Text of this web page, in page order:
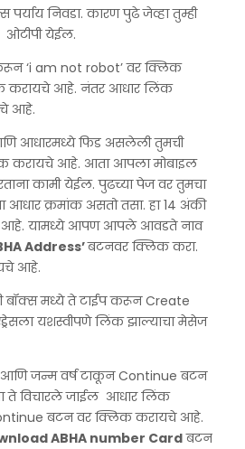
निवडा. कारण पुढे जेव्हा तुम्ही
ओटीपी येईल.
‘i am not robot’ वर क्लिक
करायचे आहे. नंतर आधार लिंक
आहे.
आधारमध्ये फिड असलेली तुमची
करायचे आहे. आता आपला मोबाइल
कामी येईल. पुढच्या पेज वर तुमचा
आधार क्रमांक असतो तसा. हा 14 अंकी
आहे. यामध्ये आपण आपले आवडते नाव
Address’बटनवर क्लिक करा.
आहे.
बॉक्स मध्ये ते टाईप करून Create
यशस्वीपणे लिंक झाल्याचा मेसेज
आणि जन्म वर्ष टाकून Continue बटन
ते विचारले जाईल आधार लिंक
बटन वर क्लिक करायचे आहे.
ABHA number Cardबटन